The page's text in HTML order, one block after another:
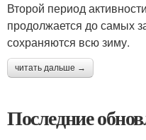
Второй период
продолжается до самых
сохраняются всю зиму.
читать дальше →
Последние